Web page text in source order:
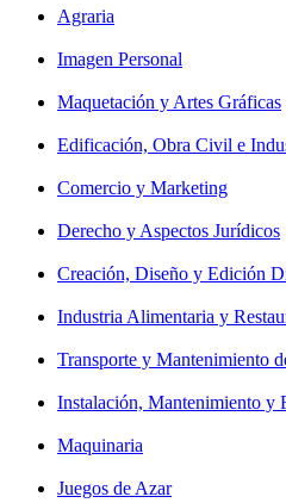
Agraria
Imagen Personal
Maquetación y Artes Gráficas
Edificación, Obra Civil e
Comercio y Marketing
Derecho y Aspectos Jurídicos
Creación, Diseño y Edición
Industria Alimentaria y
Transporte y Mantenimiento
Instalación, Mantenimiento y
Maquinaria
Juegos de Azar